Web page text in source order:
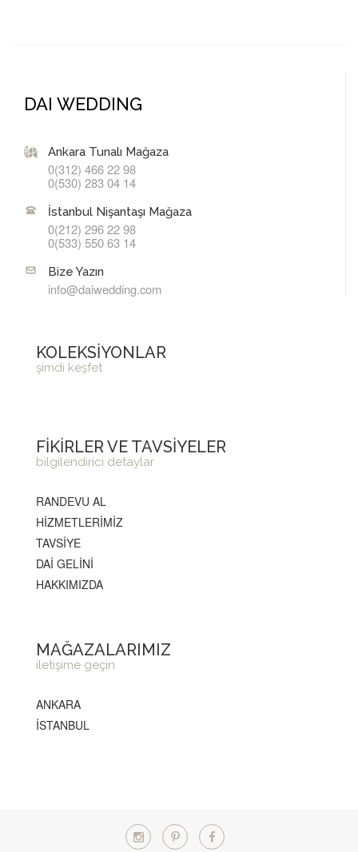
DAI WEDDING
Ankara Tunalı Mağaza
0(312) 466 22 98
0(530) 283 04 14
İstanbul Nişantaşı Mağaza
0(212) 296 22 98
0(533) 550 63 14
Bize Yazın
info@daiwedding.com
KOLEKSİYONLAR
şimdi keşfet
FİKİRLER VE TAVSİYELER
bilgilendirici detaylar
RANDEVU AL
HİZMETLERİMİZ
TAVSİYE
DAİ GELİNİ
HAKKIMIZDA
MAĞAZALARIMIZ
iletişime geçin
ANKARA
İSTANBUL